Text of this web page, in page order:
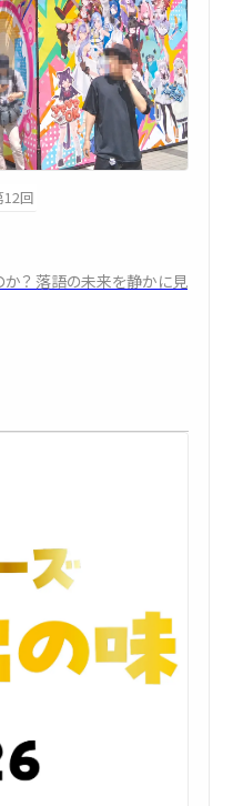
12回
か？ 落語の未来を静かに見